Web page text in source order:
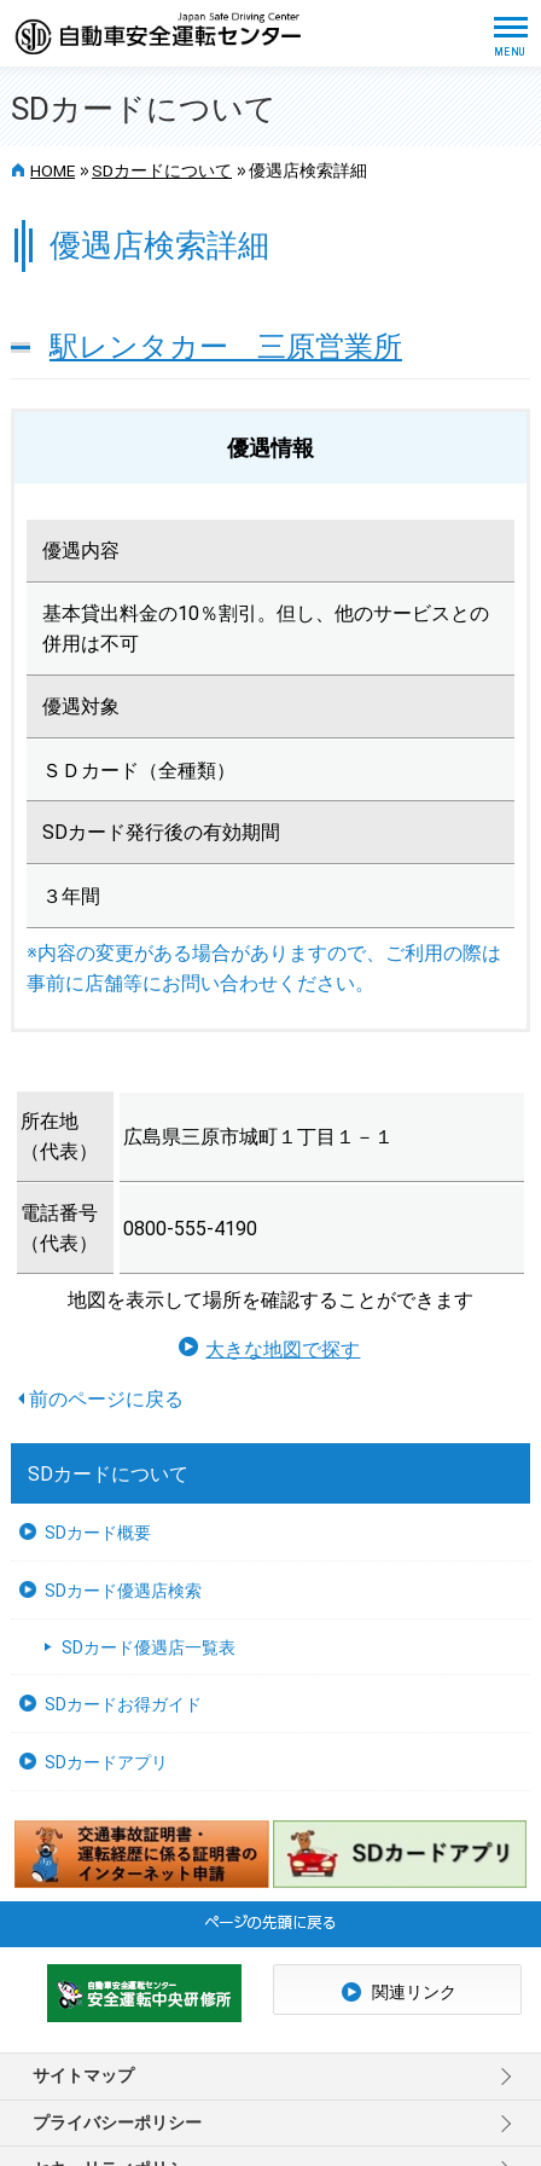
SDカードについて
HOME >> SDカードについて >> 優遇店検索詳細
優遇店検索詳細
駅レンタカー 三原営業所
優遇情報
優遇内容
基本貸出料金の10％割引。但し、他のサービスとの
併用は不可
優遇対象
ＳＤカード（全種類）
SDカード発行後の有効期間
３年間
※内容の変更がある場合がありますので、ご利用の際は
事前に店舗等にお問い合わせください。
所在地
（代表）
広島県三原市城町１丁目１－１
電話番号
（代表）
0800-555-4190
地図を表示して場所を確認することができます
大きな地図で探す
SDカードについて
SDカード概要
SDカード優遇店検索
SDカード優遇店一覧表
SDカードお得ガイド
SDカードアプリ
サイトマップ
プライバシーポリシー
関連リンク